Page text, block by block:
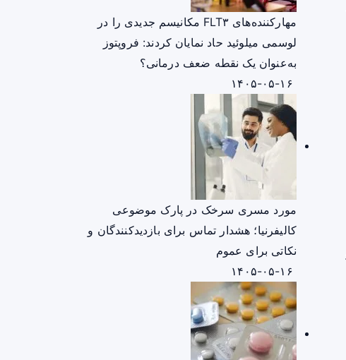
مهارکننده‌های FLT۳ مکانیسم جدیدی را در
لوسمی میلوئید حاد نمایان کردند: فروپتوز
به‌عنوان یک نقطه ضعف درمانی؟
مورد مسری سرخک در پارک موضوعی
کالیفرنیا؛ هشدار تماس برای بازدیدکنندگان و
نکاتی برای عموم